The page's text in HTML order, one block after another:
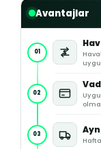
Avantajlar
01
02
03